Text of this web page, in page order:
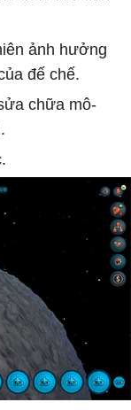
ảnh hưởng
đế chế.
chữa mô-